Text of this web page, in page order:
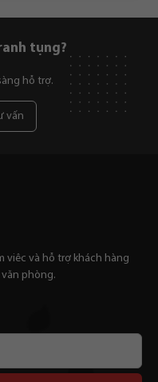
tụng?
hỗ trợ.
vấn
viêc và hỗ trợ khách hàng
phòng.